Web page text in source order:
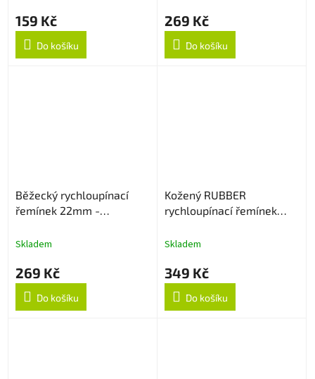
159 Kč
Do košíku
269 Kč
Do košíku
Běžecký rychloupínací
řemínek 22mm -
Skladem
269 Kč
Do košíku
Kožený RUBBER
rychloupínací řemínek
Skladem
349 Kč
Do košíku